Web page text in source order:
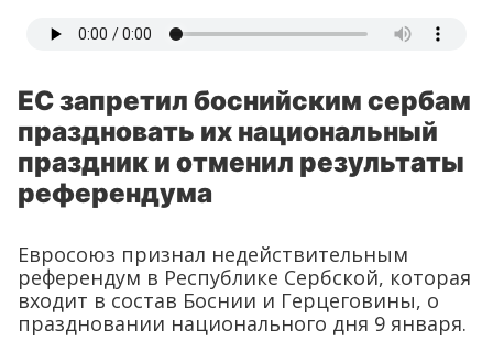
ЕС запретил боснийским сербам
праздновать их национальный
праздник и отменил результаты
референдума
Евросоюз признал недействительным
референдум в Республике Сербской, которая
входит в состав Боснии и Герцеговины, о
праздновании национального дня 9 января.